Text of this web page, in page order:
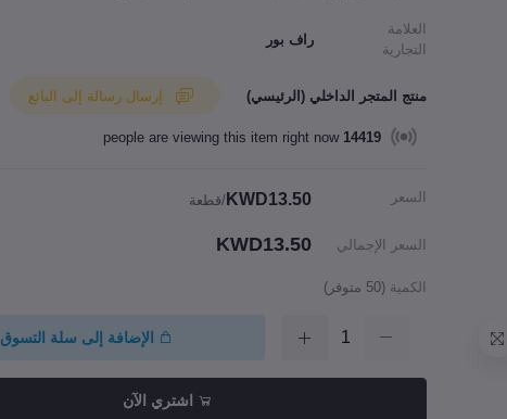
العلامة
التجارية
راف بور
منتج المتجر الداخلي (الرئيسي)
14419
people are viewing this item right now
السعر KWD13.50 /قطعة
السعر الإجمالي KWD13.50
الكمية (
50 متوفر)
الإضافة إلى سلة التسوق
اشتري الآن